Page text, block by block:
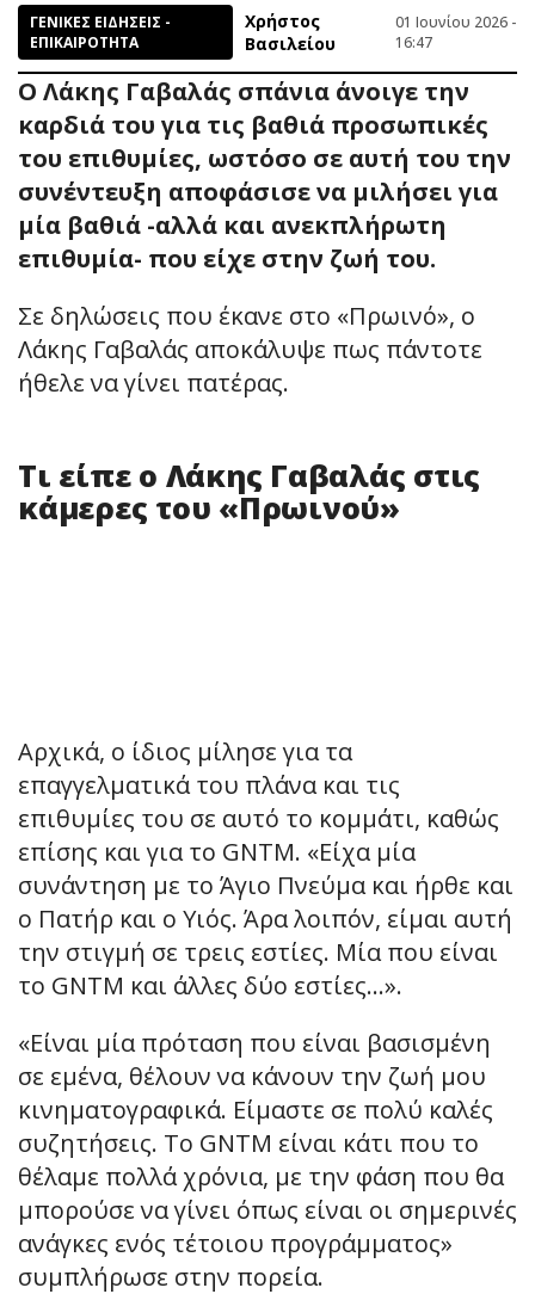
ΓΕΝΙΚΕΣ ΕΙΔΗΣΕΙΣ -
ΕΠΙΚΑΙΡΟΤΗΤΑ
Χρήστος
Βασιλείου
01 Ιουνίου 2026 -
16:47
Ο Λάκης Γαβαλάς σπάνια άνοιγε την
καρδιά του για τις βαθιά προσωπικές
του επιθυμίες, ωστόσο σε αυτή του την
συνέντευξη αποφάσισε να μιλήσει για
μία βαθιά -αλλά και ανεκπλήρωτη
επιθυμία- που είχε στην ζωή του.
Σε δηλώσεις που έκανε στο «Πρωινό», ο
Λάκης Γαβαλάς αποκάλυψε πως πάντοτε
ήθελε να γίνει πατέρας.
Τι είπε ο Λάκης Γαβαλάς στις
κάμερες του «Πρωινού»
Αρχικά, ο ίδιος μίλησε για τα
επαγγελματικά του πλάνα και τις
επιθυμίες του σε αυτό το κομμάτι, καθώς
επίσης και για το GNTM. «Είχα μία
συνάντηση με το Άγιο Πνεύμα και ήρθε και
ο Πατήρ και ο Υιός. Άρα λοιπόν, είμαι αυτή
την στιγμή σε τρεις εστίες. Μία που είναι
το GNTM και άλλες δύο εστίες…».
«Είναι μία πρόταση που είναι βασισμένη
σε εμένα, θέλουν να κάνουν την ζωή μου
κινηματογραφικά. Είμαστε σε πολύ καλές
συζητήσεις. Το GNTM είναι κάτι που το
θέλαμε πολλά χρόνια, με την φάση που θα
μπορούσε να γίνει όπως είναι οι σημερινές
ανάγκες ενός τέτοιου προγράμματος»
συμπλήρωσε στην πορεία.